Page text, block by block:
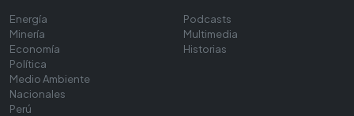
Energía
Minería
Economía
Política
Medio Ambiente
Nacionales
Perú
Podcasts
Multimedia
Historias